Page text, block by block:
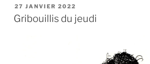
PUBLIÉ
LE
27 JANVIER 2022
Gribouillis du jeudi